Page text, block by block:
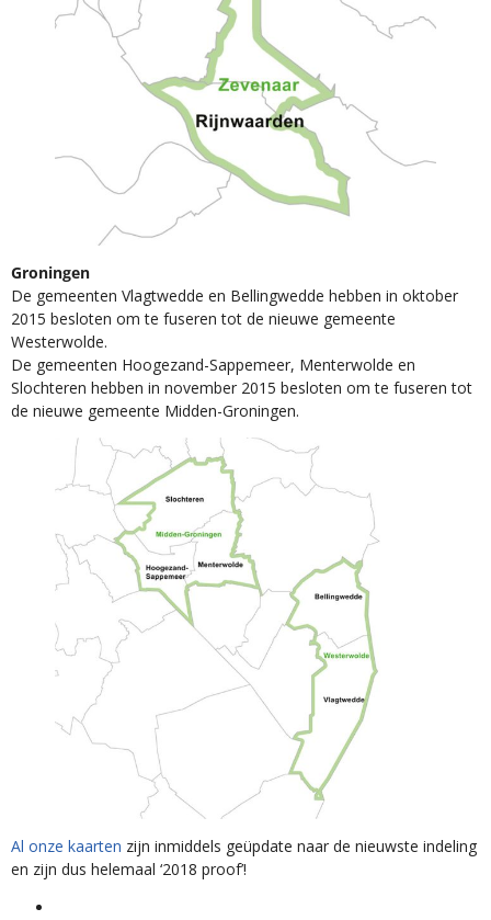
Groningen
De gemeenten Vlagtwedde en Bellingwedde hebben in oktober
2015 besloten om te fuseren tot de nieuwe gemeente
Westerwolde.
De gemeenten Hoogezand-Sappemeer, Menterwolde en
Slochteren hebben in november 2015 besloten om te fuseren tot
de nieuwe gemeente Midden-Groningen.
Al onze kaarten zijn inmiddels geüpdate naar de nieuwste indeling
en zijn dus helemaal ‘2018 proof’!